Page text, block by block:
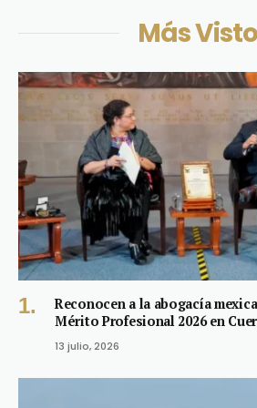
Más
Reconocen a la abogacía
Mérito Profesional 2026 en
13 julio, 2026